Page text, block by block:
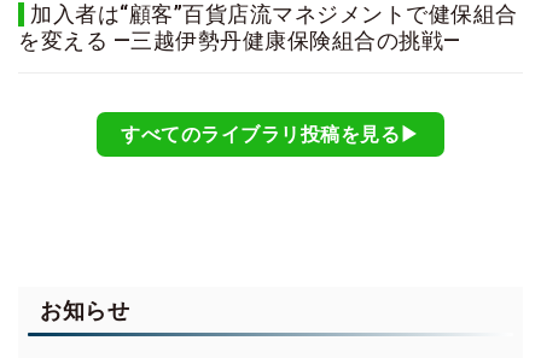
加入者は“顧客”百貨店流マネジメントで健保組合
を変える ―三越伊勢丹健康保険組合の挑戦―
すべてのライブラリ投稿を見る▶︎
お知らせ